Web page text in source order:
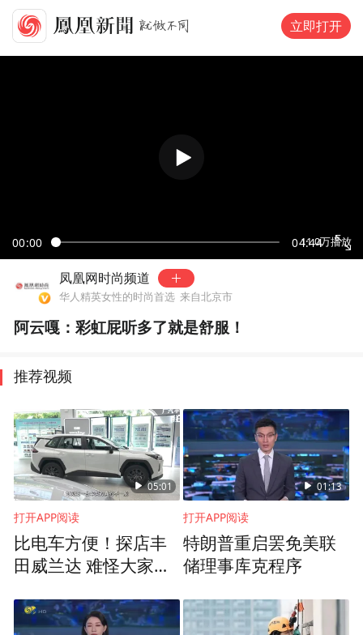
立即打开
00:00 04:44
11.0万播放
凤凰网时尚频道
华人精英女性的时尚首选 来自北京市
阿云嘎：彩虹屁听多了就是舒服！
推荐视频
05:01
打开APP阅读
比电车方便！探店丰
田威兰达 难怪大家都
01:13
打开APP阅读
特朗普重启罢免美联
储理事库克程序